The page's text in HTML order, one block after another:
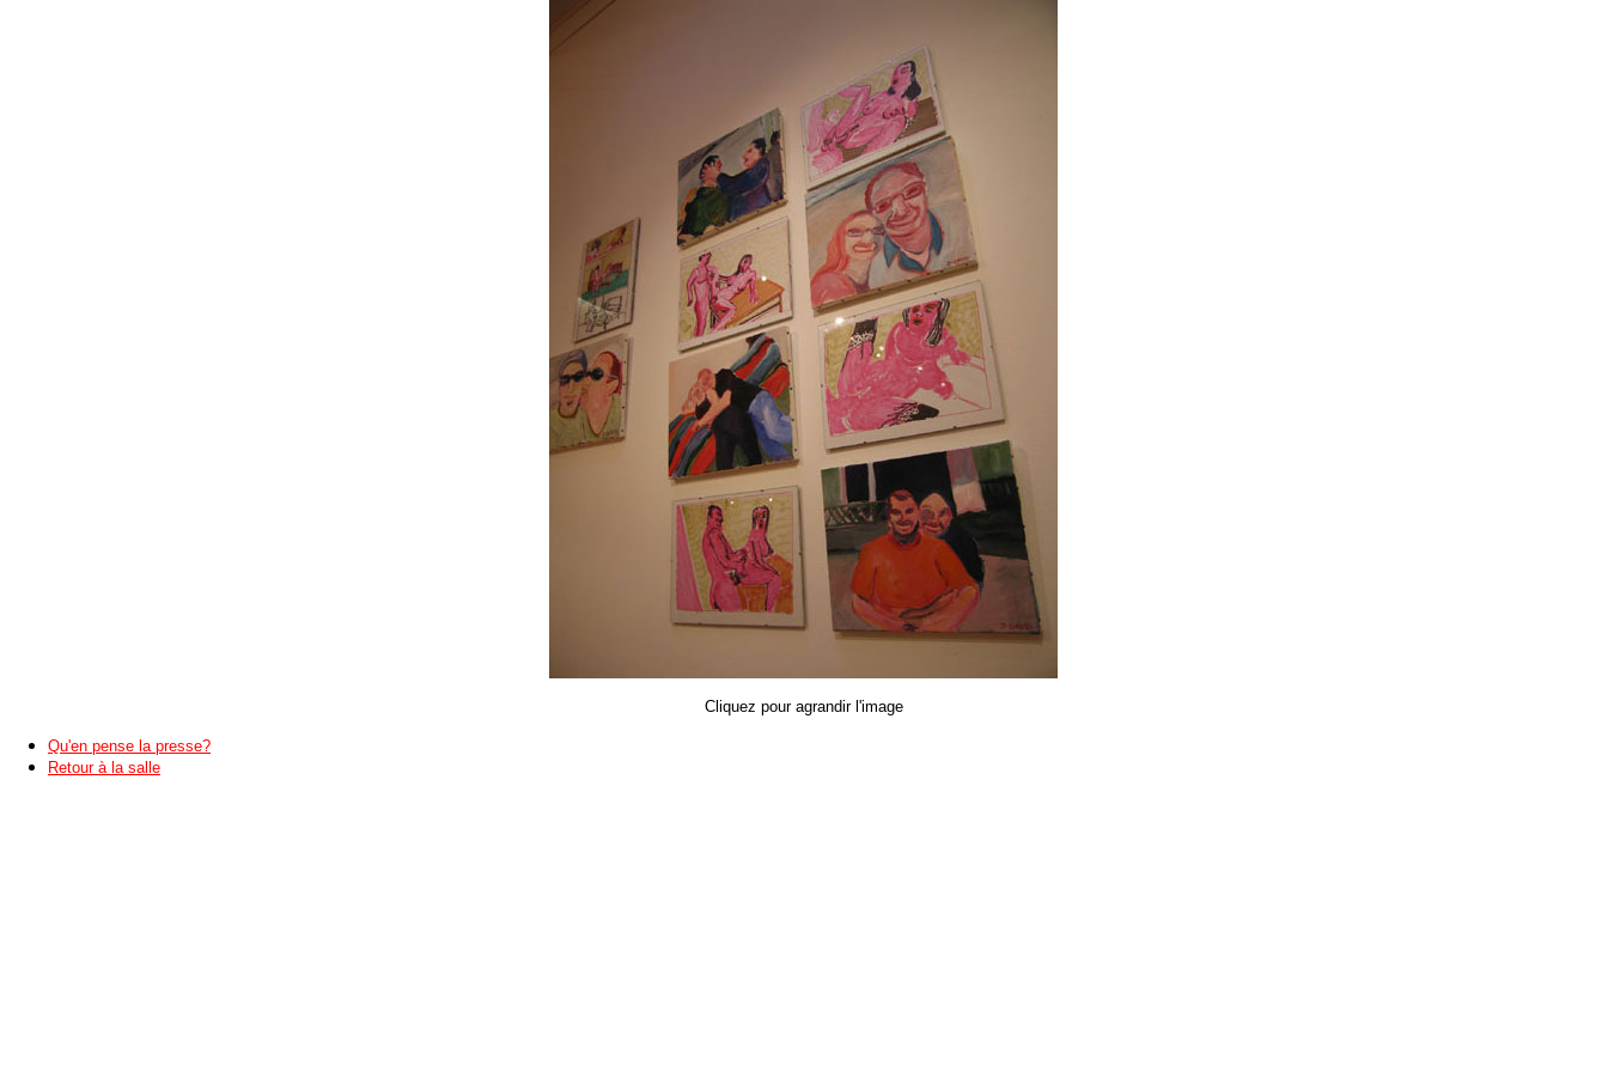
Cliquez pour agrandir l'image
Qu'en pense la presse?
Retour à la salle